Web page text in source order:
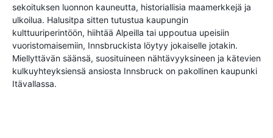
sekoituksen luonnon kauneutta, historiallisia maamerkkejä ja
ulkoilua. Halusitpa sitten tutustua kaupungin
kulttuuriperintöön, hiihtää Alpeilla tai uppoutua upeisiin
vuoristomaisemiin, Innsbruckista löytyy jokaiselle jotakin.
Miellyttävän säänsä, suosituineen nähtävyyksineen ja kätevien
kulkuyhteyksiensä ansiosta Innsbruck on pakollinen kaupunki
Itävallassa.